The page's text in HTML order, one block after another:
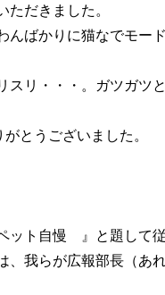
ただきました。
んばかりに猫なでモー
スリ・・・。ガツガツ
とうございました。
ット自慢 』と題して
、我らが広報部長（あ